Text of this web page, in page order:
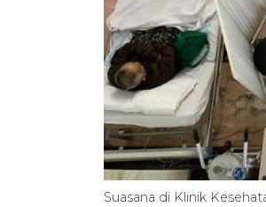
Suasana di Klinik